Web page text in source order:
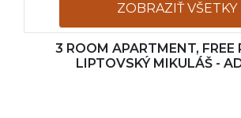
ZOBRAZIŤ VŠETKY
FOTOGRAFIE
3 ROOM APARTMENT, FREE
LIPTOVSKÝ MIKULÁŠ -